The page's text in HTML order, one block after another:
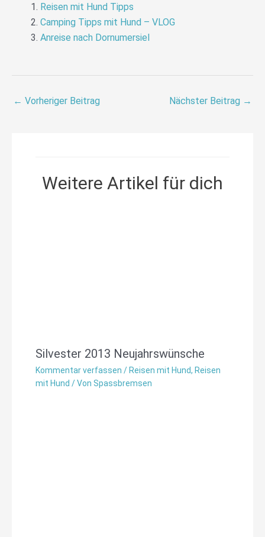
Reisen mit Hund Tipps
Camping Tipps mit Hund – VLOG
Anreise nach Dornumersiel
← Vorheriger Beitrag Nächster Beitrag →
Weitere Artikel für dich
Silvester 2013 Neujahrswünsche
Kommentar verfassen / Reisen mit Hund, Reisen
mit Hund / Von Spassbremsen